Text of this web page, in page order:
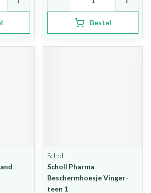
Bestel
Scholl
Scholl Pharma
Beschermhoesje Vinger-
teen 1